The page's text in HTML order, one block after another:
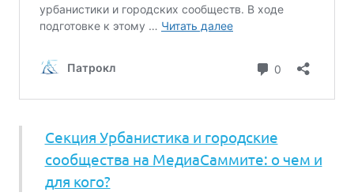
Секция Урбанистика и городские
сообщества на МедиаСаммите: о чем и
для кого?